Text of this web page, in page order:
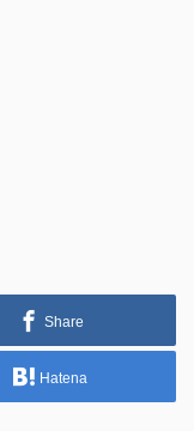
Share
Hatena